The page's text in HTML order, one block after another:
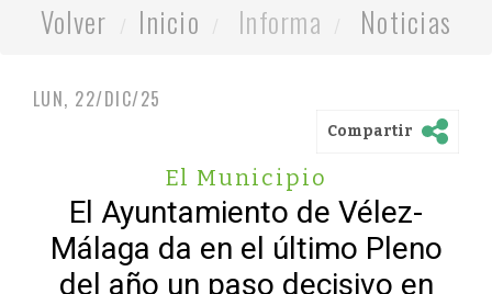
Volver Inicio Informa Noticias
LUN, 22/DIC/25
Compartir
El Municipio
El Ayuntamiento de Vélez-
Málaga da en el último Pleno
del año un paso decisivo en